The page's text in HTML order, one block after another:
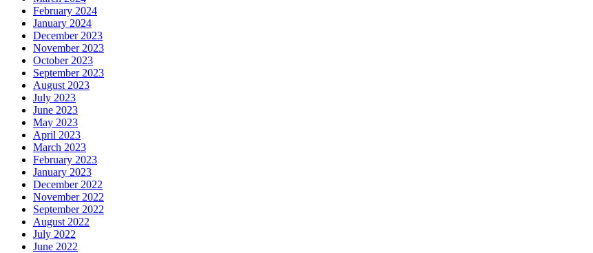
February 2024
January 2024
December 2023
November 2023
October 2023
September 2023
August 2023
July 2023
June 2023
May 2023
April 2023
March 2023
February 2023
January 2023
December 2022
November 2022
September 2022
August 2022
July 2022
June 2022